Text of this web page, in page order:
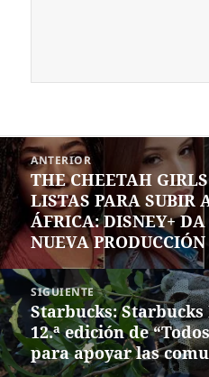
Navegación
de
entradas
ANTERIOR
Entrada
anterior:
THE CHEETAH
LISTAS PARA SUBIR
ÁFRICA: DISNEY+
NUEVA PRODUCCIÓN
SIGUIENTE
Siguiente
entrada:
Starbucks:
12.ª edición de
para apoyar las